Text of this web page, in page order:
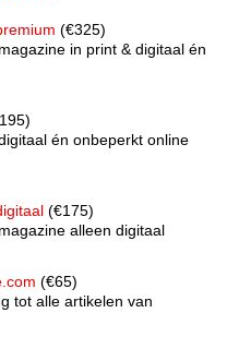
(€325)
in print & digitaal én
én onbeperkt online
(€175)
alleen digitaal
(€65)
tot alle artikelen van